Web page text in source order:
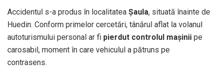
Accidentul s-a produs în localitatea Șaula, situată înainte de
Huedin. Conform primelor cercetări, tânărul aflat la volanul
autoturismului personal ar fi pierdut controlul mașinii pe
carosabil, moment în care vehiculul a pătruns pe
contrasens.